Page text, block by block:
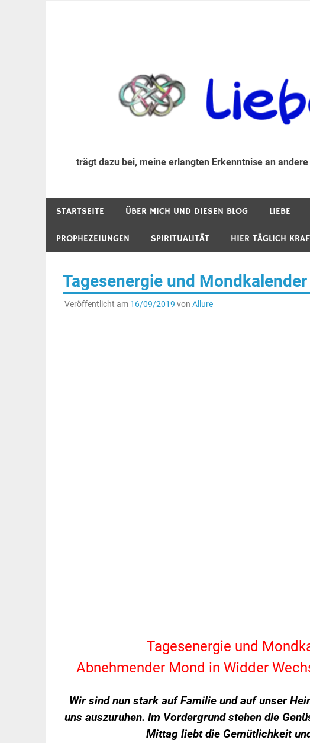
trägt dazu bei, meine erlangten Erkenntnise an
STARTSEITE ÜBER MICH UND DIESEN BLOG LIEBE
PROPHEZEIUNGEN SPIRITUALITÄT HIER TÄGLICH
Tagesenergie und
Veröffentlicht am 16/09/2019 von Allure
Tagesenergie und
Abnehmender Mond in Widder
Wir sind nun stark auf Familie und auf unser
uns auszuruhen. Im Vordergrund stehen die
Mittag liebt die Gemütlichkeit